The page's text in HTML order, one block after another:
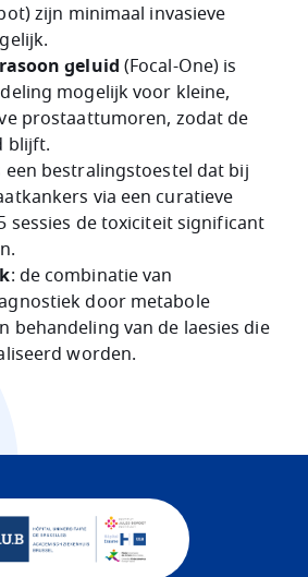
zijn minimaal invasieve
geluid (Focal-One) is
mogelijk voor kleine,
prostaattumoren, zodat de
blijft.
een bestralingstoestel dat bij
via een curatieve
sessies de toxiciteit significant
: de combinatie van
door metabole
behandeling van de laesies die
worden.